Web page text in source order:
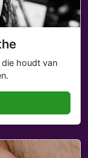
houdt van